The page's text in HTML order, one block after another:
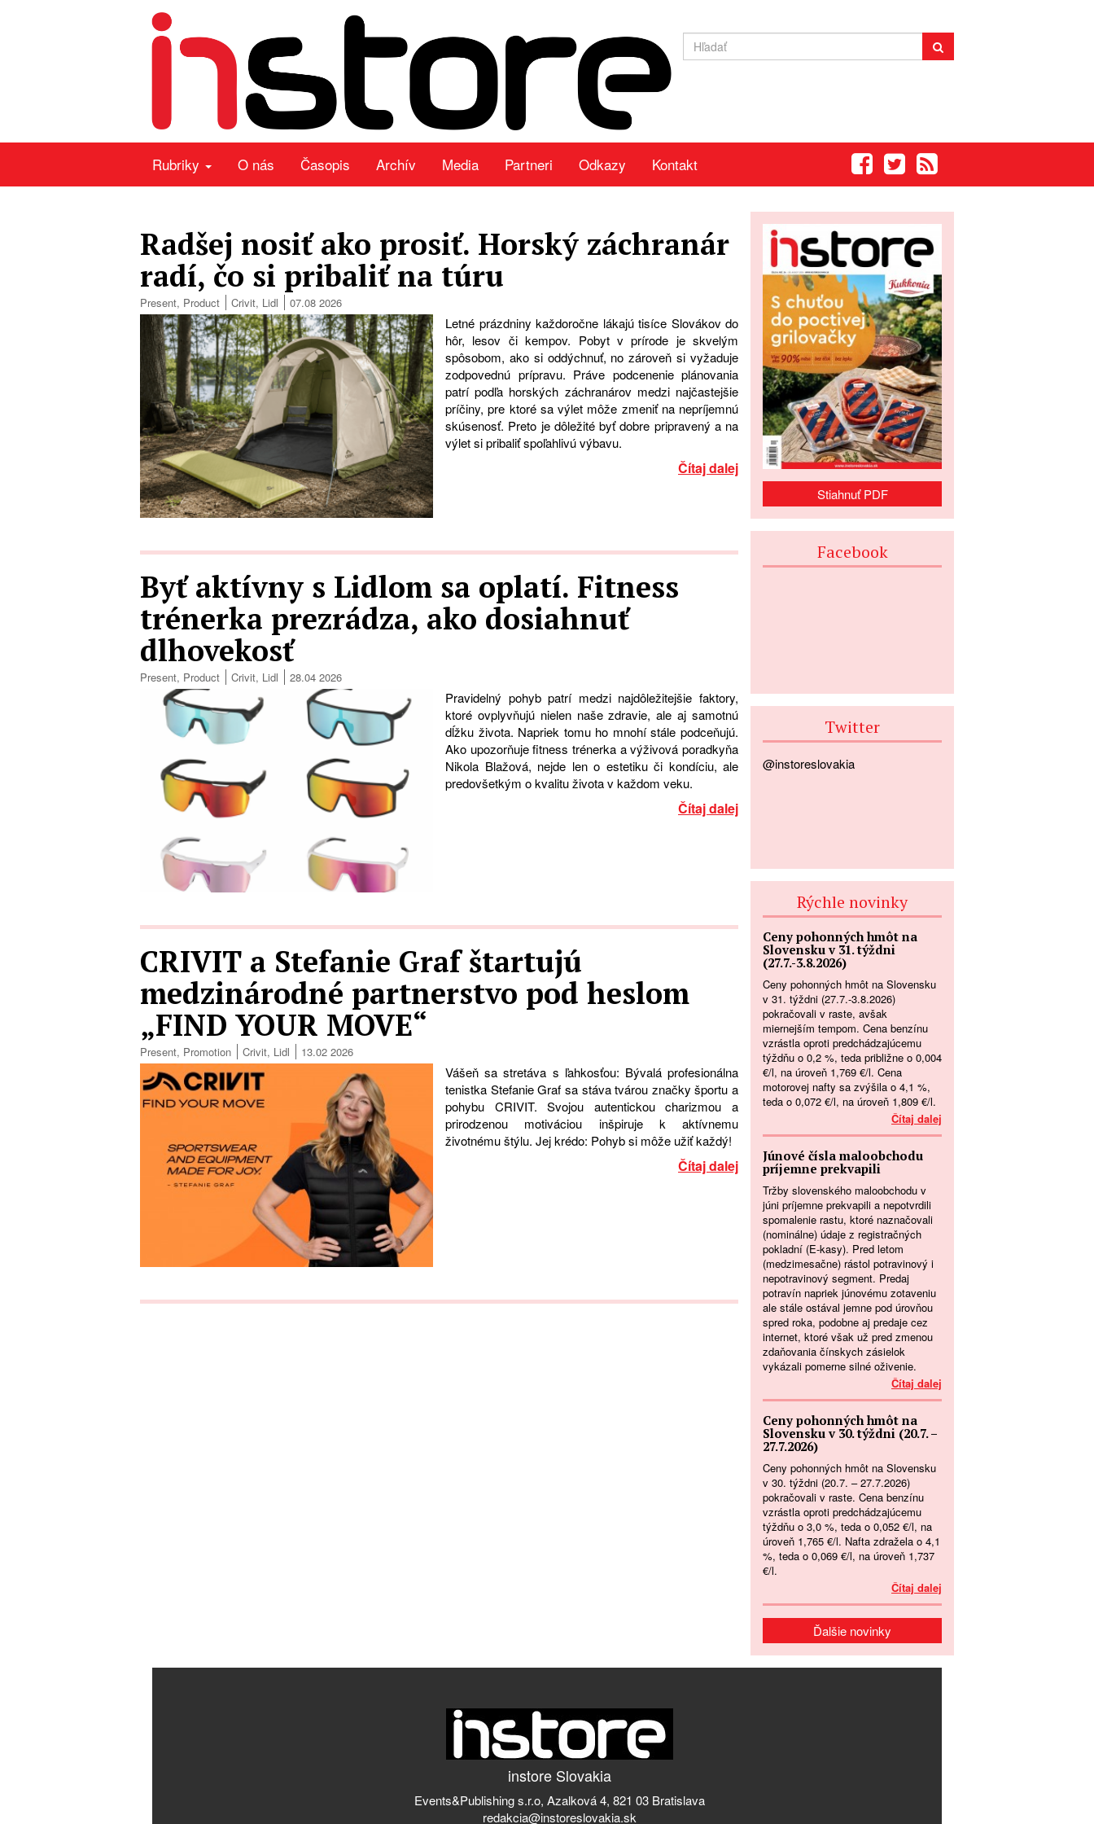
Rubriky O nás Časopis Archív Media Partneri Odkazy Kontakt
Radšej nosiť ako prosiť. Horský záchranár
radí, čo si pribaliť na túru
Present, Product Crivit, Lidl 07.08 2026
Letné prázdniny každoročne lákajú tisíce Slovákov do
hôr, lesov či kempov. Pobyt v prírode je skvelým
spôsobom, ako si oddýchnuť, no zároveň si vyžaduje
zodpovednú prípravu. Práve podcenenie plánovania
patrí podľa horských záchranárov medzi najčastejšie
príčiny, pre ktoré sa výlet môže zmeniť na nepríjemnú
skúsenosť. Preto je dôležité byť dobre pripravený a na
výlet si pribaliť spoľahlivú výbavu.
Čítaj dalej
Byť aktívny s Lidlom sa oplatí. Fitness
trénerka prezrádza, ako dosiahnuť
dlhovekosť
Present, Product Crivit, Lidl 28.04 2026
Pravidelný pohyb patrí medzi najdôležitejšie faktory,
ktoré ovplyvňujú nielen naše zdravie, ale aj samotnú
dĺžku života. Napriek tomu ho mnohí stále podceňujú.
Ako upozorňuje fitness trénerka a výživová poradkyňa
Nikola Blažová, nejde len o estetiku či kondíciu, ale
predovšetkým o kvalitu života v každom veku.
Čítaj dalej
CRIVIT a Stefanie Graf štartujú
medzinárodné partnerstvo pod heslom
„FIND YOUR MOVE“
Present, Promotion Crivit, Lidl 13.02 2026
Vášeň sa stretáva s ľahkosťou: Bývalá profesionálna
tenistka Stefanie Graf sa stáva tvárou značky športu a
pohybu CRIVIT. Svojou autentickou charizmou a
prirodzenou motiváciou inšpiruje k aktívnemu
životnému štýlu. Jej krédo: Pohyb si môže užiť každý!
Čítaj dalej
Stiahnuť PDF
Facebook
Twitter
@instoreslovakia
Rýchle novinky
Ceny pohonných hmôt na
Slovensku v 31. týždni
(27.7.-3.8.2026)
Ceny pohonných hmôt na Slovensku
v 31. týždni (27.7.-3.8.2026)
pokračovali v raste, avšak
miernejším tempom. Cena benzínu
vzrástla oproti predchádzajúcemu
týždňu o 0,2 %, teda približne o 0,004
€/l, na úroveň 1,769 €/l. Cena
motorovej nafty sa zvýšila o 4,1 %,
teda o 0,072 €/l, na úroveň 1,809 €/l.
Čítaj dalej
Júnové čísla maloobchodu
príjemne prekvapili
Tržby slovenského maloobchodu v
júni príjemne prekvapili a nepotvrdili
spomalenie rastu, ktoré naznačovali
(nominálne) údaje z registračných
pokladní (E-kasy). Pred letom
(medzimesačne) rástol potravinový i
nepotravinový segment. Predaj
potravín napriek júnovému zotaveniu
ale stále ostával jemne pod úrovňou
spred roka, podobne aj predaje cez
internet, ktoré však už pred zmenou
zdaňovania čínskych zásielok
vykázali pomerne silné oživenie.
Čítaj dalej
Ceny pohonných hmôt na
Slovensku v 30. týždni (20.7. –
27.7.2026)
Ceny pohonných hmôt na Slovensku
v 30. týždni (20.7. – 27.7.2026)
pokračovali v raste. Cena benzínu
vzrástla oproti predchádzajúcemu
týždňu o 3,0 %, teda o 0,052 €/l, na
úroveň 1,765 €/l. Nafta zdražela o 4,1
%, teda o 0,069 €/l, na úroveň 1,737
€/l.
Čítaj dalej
Ďalšie novinky
instore Slovakia
Events&Publishing s.r.o, Azalková 4, 821 03 Bratislava
redakcia@instoreslovakia.sk